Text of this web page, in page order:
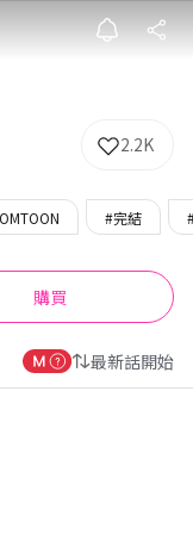
我
2.2K
#完結
購買
最新話開始